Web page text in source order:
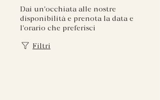
Dai un'occhiata alle nostre
disponibilità e prenota la data e
l'orario che preferisci
Filtri